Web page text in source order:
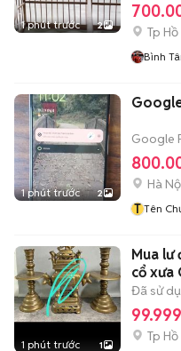
1 phút trước 2 Tp
Bình
1 phút trước 2
Google
Hà
T Tên
1 phút trước 1
Mua lư
cổ xưa
Đã sử
Tp